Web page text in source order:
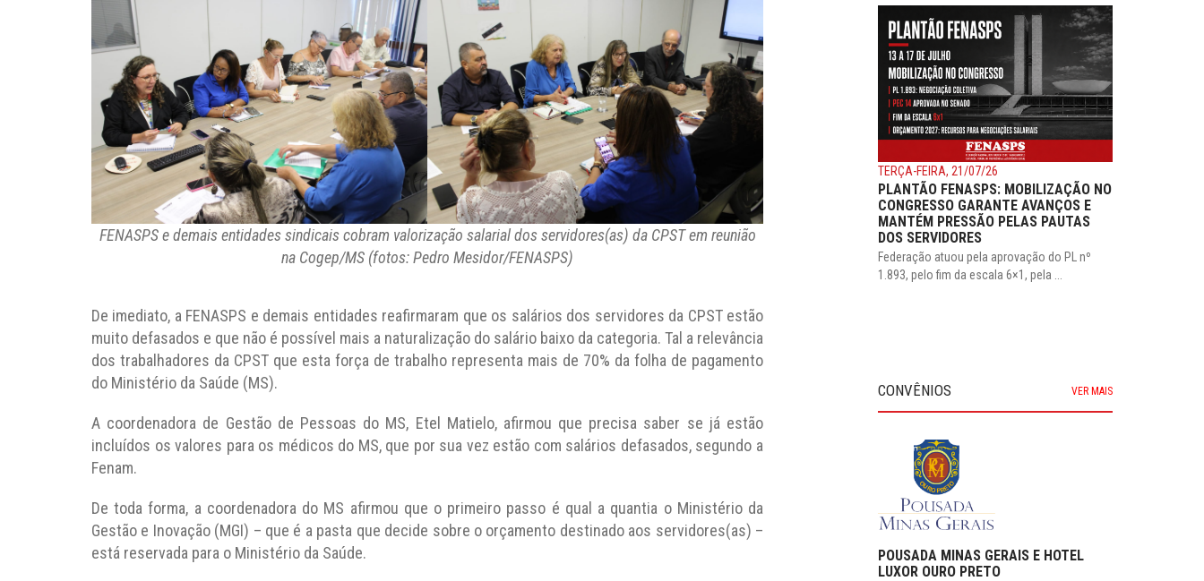
FENASPS e demais entidades sindicais cobram valorização salarial dos servidores(as) da CPST em reunião
na Cogep/MS (fotos: Pedro Mesidor/FENASPS)
De imediato, a FENASPS e demais entidades reafirmaram que os salários dos servidores da CPST estão
muito defasados e que não é possível mais a naturalização do salário baixo da categoria. Tal a relevância
dos trabalhadores da CPST que esta força de trabalho representa mais de 70% da folha de pagamento
do Ministério da Saúde (MS).
A coordenadora de Gestão de Pessoas do MS, Etel Matielo, afirmou que precisa saber se já estão
incluídos os valores para os médicos do MS, que por sua vez estão com salários defasados, segundo a
Fenam.
De toda forma, a coordenadora do MS afirmou que o primeiro passo é qual a quantia o Ministério da
Gestão e Inovação (MGI) – que é a pasta que decide sobre o orçamento destinado aos servidores(as) –
está reservada para o Ministério da Saúde.
TERÇA-FEIRA, 21/07/26
PLANTÃO FENASPS: MOBILIZAÇÃO NO
CONGRESSO GARANTE AVANÇOS E
MANTÉM PRESSÃO PELAS PAUTAS
DOS SERVIDORES
Federação atuou pela aprovação do PL nº
1.893, pelo fim da escala 6×1, pela ...
CONVÊNIOS VER MAIS
POUSADA MINAS GERAIS E HOTEL
LUXOR OURO PRETO